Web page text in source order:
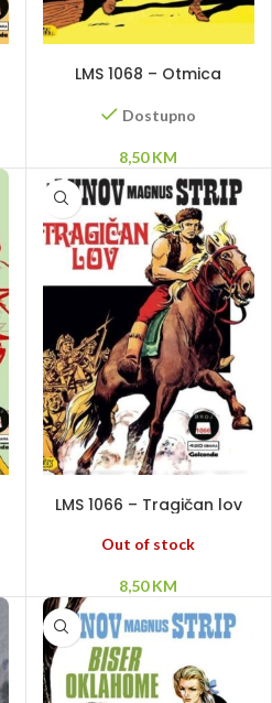
LMS 1068 – Otmica
Dostupno
8,50KM
LMS 1066 – Tragičan lov
Out of stock
8,50KM